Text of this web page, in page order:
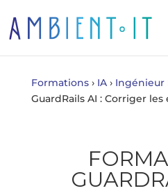
Formations › IA › Ingénieur
GuardRails AI : Corriger les